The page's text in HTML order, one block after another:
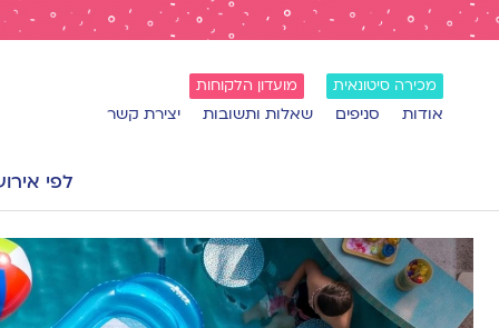
מכירה סיטונאית מועדון הלקוחות
אודות סניפים שאלות ותשובות יצירת קשר
לפי